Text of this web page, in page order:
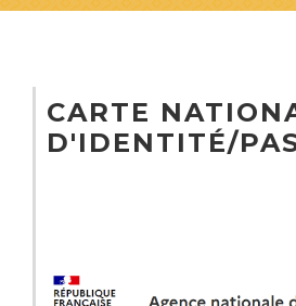
CARTE
D'IDENTITÉ/